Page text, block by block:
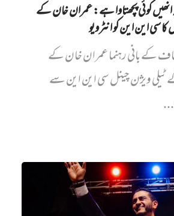
کوئی پچھتاوا ہے: عمران خان کے
کا سی این این کو انٹرویو
کے بانی رہنما عمران خان کے
ٹیلی ویژن چینل سی این این سے